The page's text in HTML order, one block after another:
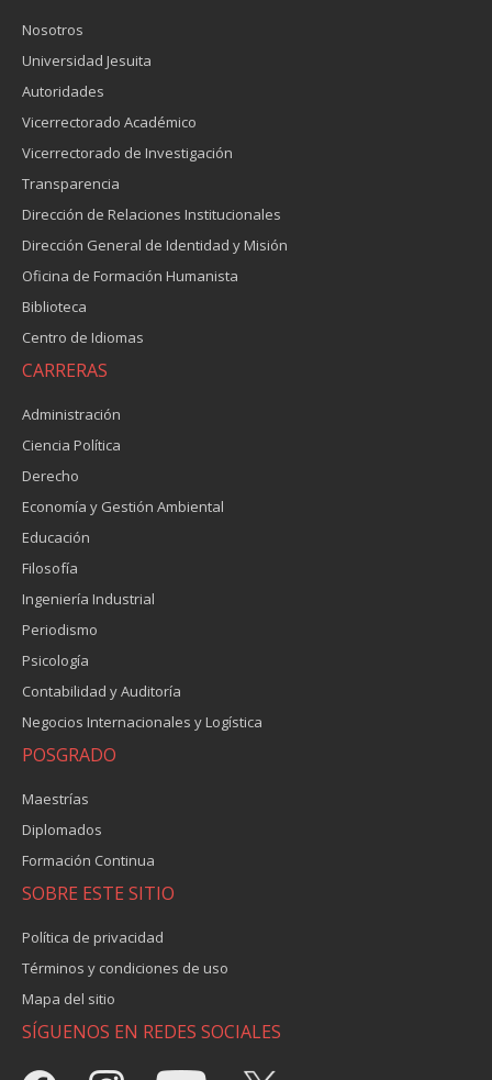
Nosotros
Universidad Jesuita
Autoridades
Vicerrectorado Académico
Vicerrectorado de Investigación
Transparencia
Dirección de Relaciones Institucionales
Dirección General de Identidad y Misión
Oficina de Formación Humanista
Biblioteca
Centro de Idiomas
CARRERAS
Administración
Ciencia Política
Derecho
Economía y Gestión Ambiental
Educación
Filosofía
Ingeniería Industrial
Periodismo
Psicología
Contabilidad y Auditoría
Negocios Internacionales y Logística
POSGRADO
Maestrías
Diplomados
Formación Continua
SOBRE ESTE SITIO
Política de privacidad
Términos y condiciones de uso
Mapa del sitio
SÍGUENOS EN REDES SOCIALES